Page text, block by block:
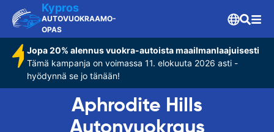
Kypros
AUTOVUOKRAAMO-
OPAS
Jopa 20% alennus vuokra-autoista maailmanlaajuisesti
Tämä kampanja on voimassa 11. elokuuta 2026 asti -
hyödynnä se jo tänään!
Aphrodite Hills
Autonvuokraus